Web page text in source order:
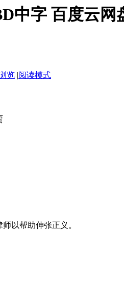
中字 百度云网
览 |阅读模式
以帮助伸张正义。